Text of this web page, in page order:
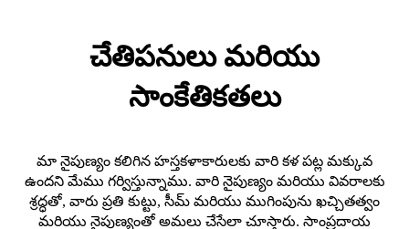
చేతిపనులు మరియు
సాంకేతికతలు
మా నైపుణ్యం కలిగిన హస్తకళాకారులకు వారి కళ పట్ల మక్కువ
ఉందని మేము గర్విస్తున్నాము. వారి నైపుణ్యం మరియు వివరాలకు
శ్రద్ధతో, వారు ప్రతి కుట్టు, సీమ్ మరియు ముగింపును ఖచ్చితత్వం
మరియు నైపుణ్యంతో అమలు చేసేలా చూస్తారు. సాంప్రదాయ